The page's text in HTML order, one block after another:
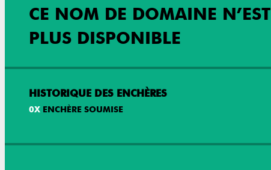
CE NOM DE DOMAINE N’EST
PLUS DISPONIBLE
HISTORIQUE DES ENCHÈRES
0X ENCHÈRE SOUMISE